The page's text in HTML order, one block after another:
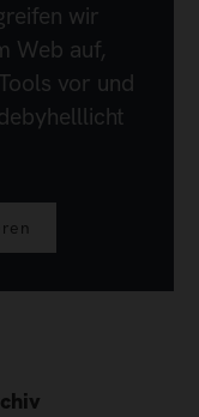
wir
Web auf,
vor und